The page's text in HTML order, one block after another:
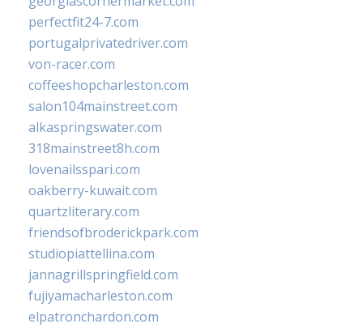
perfectfit24-7.com
portugalprivatedriver.com
von-racer.com
coffeeshopcharleston.com
salon104mainstreet.com
alkaspringswater.com
318mainstreet8h.com
lovenailsspari.com
oakberry-kuwait.com
quartzliterary.com
friendsofbroderickpark.com
studiopiattellina.com
jannagrillspringfield.com
fujiyamacharleston.com
elpatronchardon.com